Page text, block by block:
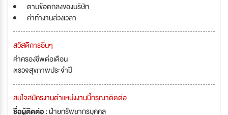
ตามข้อตกลงของบริษัท
ค่าทำงานล่วงเวลา
สวัสดิการอื่นๆ
ค่าครองชีพต่อเดือน
ตรวจสุขภาพประจำปี
สนใจสมัครงานตำแหน่งงานนี้กรุณาติดต่อ
ชื่อผู้ติดต่อ :ฝ่ายทรัพยากรบุคคล